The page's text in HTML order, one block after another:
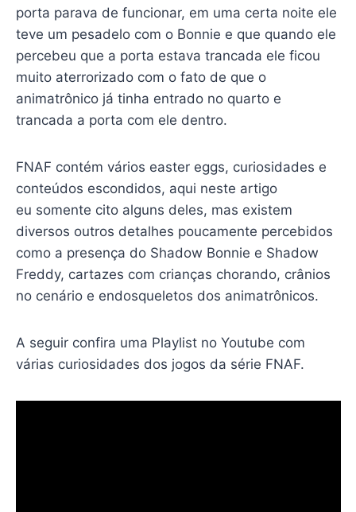
porta parava de funcionar, em uma certa noite ele
teve um pesadelo com o Bonnie e que quando ele
percebeu que a porta estava trancada ele ficou
muito aterrorizado com o fato de que o
animatrônico já tinha entrado no quarto e
trancada a porta com ele dentro.
FNAF contém vários easter eggs, curiosidades e
conteúdos escondidos, aqui neste artigo
eu somente cito alguns deles, mas existem
diversos outros detalhes poucamente percebidos
como a presença do Shadow Bonnie e Shadow
Freddy, cartazes com crianças chorando, crânios
no cenário e endosqueletos dos animatrônicos.
A seguir confira uma Playlist no Youtube com
várias curiosidades dos jogos da série FNAF.